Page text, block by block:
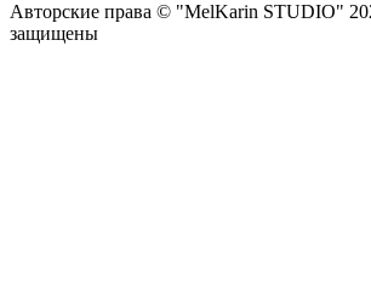
Авторские права © "MelKarin STUDIO"
защищены